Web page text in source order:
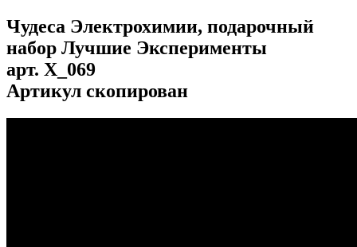
Чудеса Электрохимии, подарочный
набор Лучшие Эксперименты
арт. X_069
Артикул скопирован